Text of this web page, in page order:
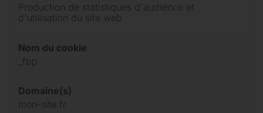
Production de statistiques d'audience et
d'utilisation du site web
Nom du cookie
_fbp
Domaine(s)
mon-site.fr